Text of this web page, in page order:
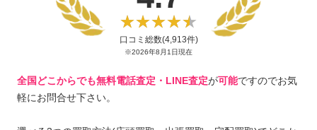
口コミ総数(4,913件)
※2026年8月1日現在
全国どこからでも無料電話査定・LINE査定が可能ですのでお気
軽にお問合せ下さい。